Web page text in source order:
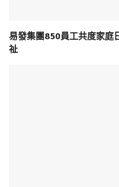
易發集團850員工共度家庭
祉